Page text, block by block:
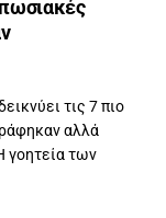
τις 7 πιο
αλλά
γοητεία των